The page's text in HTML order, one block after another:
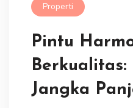
Properti
Pintu
Berkualitas:
Jangka